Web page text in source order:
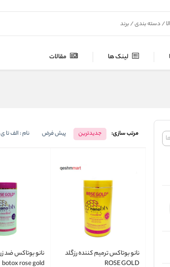
لینک ها مقالات
مرتب سازی: جدیدترین پیش فرض نام : الف تا ی
نانو بوتاکس ترمیم کننده رزگلد
ROSE GOLD
botox rose gold